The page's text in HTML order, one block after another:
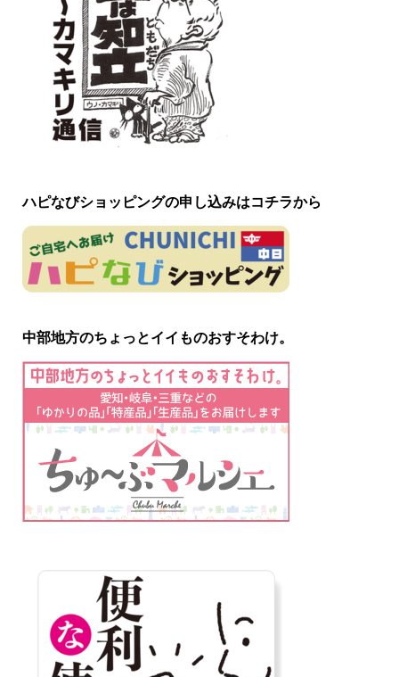
ハピなびショッピングの申し込みはコチラから
中部地方のちょっとイイものおすそわけ。